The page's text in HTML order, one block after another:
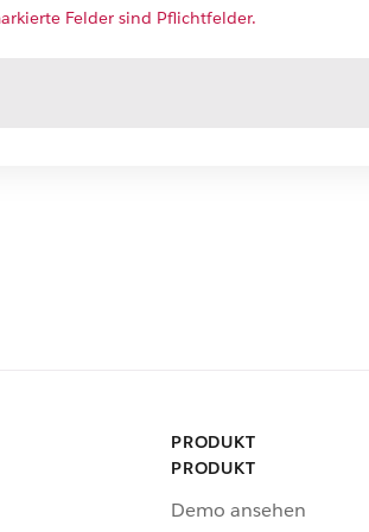
Felder sind Pflichtfelder.
PRODUKT
PRODUKT
Demo ansehen